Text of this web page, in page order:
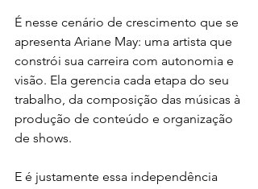
É nesse cenário de crescimento que se
apresenta Ariane May: uma artista que
constrói sua carreira com autonomia e
visão. Ela gerencia cada etapa do seu
trabalho, da composição das músicas à
produção de conteúdo e organização
de shows.
E é justamente essa independência